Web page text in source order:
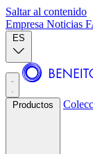
Saltar al contenido
Empresa Noticias
ES
Productos